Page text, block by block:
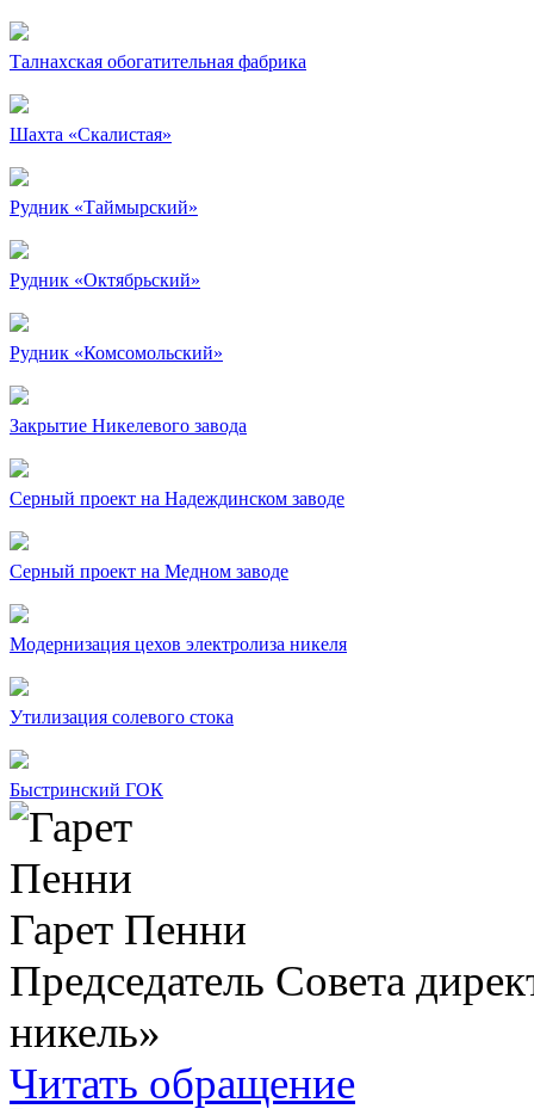
Талнахская обогатительная фабрика
Шахта «Скалистая»
Рудник «Таймырский»
Рудник «Октябрьский»
Рудник «Комсомольский»
Закрытие Никелевого завода
Серный проект на Надеждинском заводе
Серный проект на Медном заводе
Модернизация цехов электролиза никеля
Утилизация солевого стока
Быстринский ГОК
Гарет Пенни
Председатель Совета
никель»
Читать обращение